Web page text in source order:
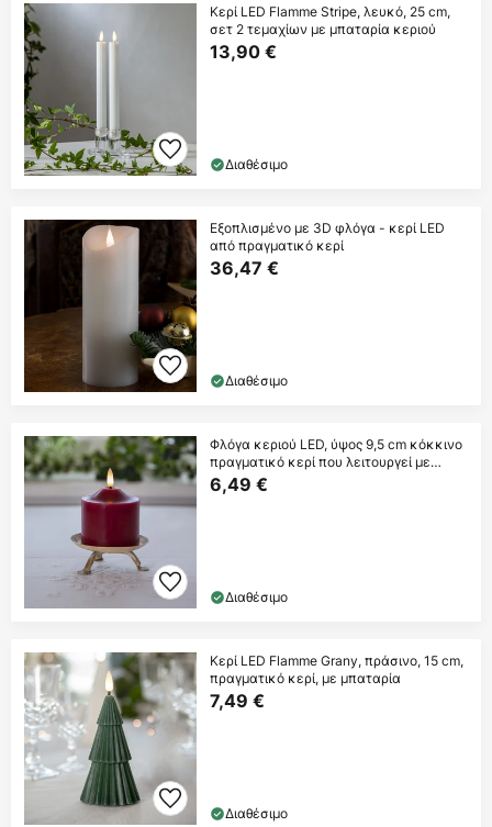
Κερί LED Flamme Stripe, λευκό, 25 cm,
σετ 2 τεμαχίων με μπαταρία κεριού
13,90 €
Διαθέσιμο
Εξοπλισμένο με 3D φλόγα - κερί LED
από πραγματικό κερί
36,47 €
Διαθέσιμο
Φλόγα κεριού LED, ύψος 9,5 cm κόκκινο
πραγματικό κερί που λειτουργεί με
μπαταρία
6,49 €
Διαθέσιμο
Κερί LED Flamme Grany, πράσινο, 15 cm,
πραγματικό κερί, με μπαταρία
7,49 €
Διαθέσιμο